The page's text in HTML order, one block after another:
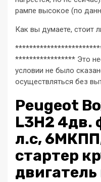
рампе высокое (по
Как вы думаете, стоит
***************** Это
условии не было
осуществляться без
Peugeot
L3H2 4дв.
л.с,
стартер